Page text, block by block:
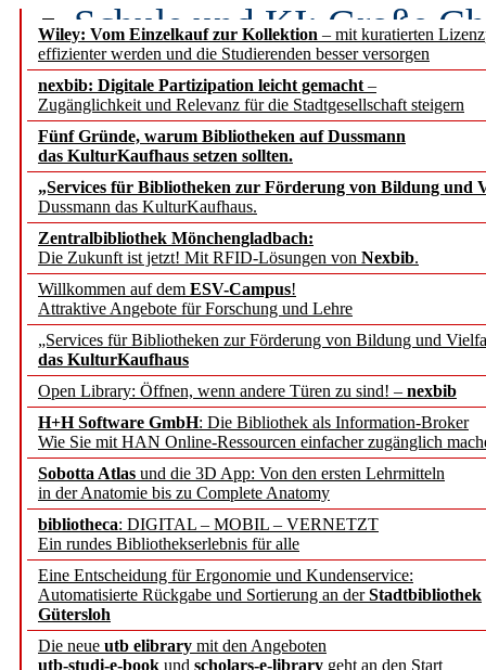
Wiley: Vom Einzelkauf zur Kollektion – mit kuratierten
effizienter werden und die Studierenden besser versorgen
nexbib: Digitale Partizipation leicht gemacht –
Zugänglichkeit und Relevanz für die Stadtgesellschaft steigern
Fünf Gründe, warum Bibliotheken auf Dussmann
das KulturKaufhaus setzen sollten.
„Services für Bibliotheken zur Förderung von Bildung und
Dussmann das KulturKaufhaus.
Zentralbibliothek Mönchengladbach:
Die Zukunft ist jetzt! Mit RFID-Lösungen von Nexbib.
Willkommen auf dem ESV-Campus!
Attraktive Angebote für Forschung und Lehre
„Services für Bibliotheken zur Förderung von Bildung und
das KulturKaufhaus
Open Library: Öffnen, wenn andere Türen zu sind! – nexbib
H+H Software GmbH: Die Bibliothek als Information-Broker
Wie Sie mit HAN Online-Ressourcen einfacher zugänglich
Sobotta Atlas und die 3D App: Von den ersten Lehrmitteln
in der Anatomie bis zu Complete Anatomy
bibliotheca: DIGITAL – MOBIL – VERNETZT
Ein rundes Bibliothekserlebnis für alle
Eine Entscheidung für Ergonomie und Kundenservice:
Automatisierte Rückgabe und Sortierung an derStadtbibliothek
Gütersloh
Die neue utb elibrary mit den Angeboten
utb-studi-e-book und scholars-e-library geht an den Start
Schule und KI: Große
Voraussetzungen
Erfolgreiches erstes
Segment Research –
angepasst
konstruktiv!
Mohr Siebeck
und die Zeitschrift für
Francke Attempto
EBSCO Information
Recherchefunktionen in
Sorbisches Institut neu
Geschichte und